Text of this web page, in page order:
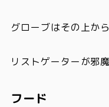
グローブはその上か
リストゲーターが邪
フード